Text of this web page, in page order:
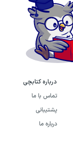
درباره کتابچی
تماس با ما
پشتیبانی
درباره ما